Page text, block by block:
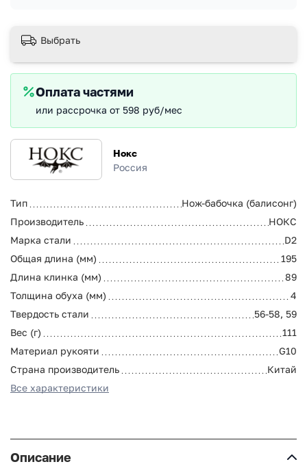
Нокс
Россия
Тип
Нож-бабочка (балисонг)
Производитель
НОКС
Марка стали
D2
Общая длина (мм)
195
Длина клинка (мм)
89
Толщина обуха (мм)
4
Твердость стали
56-58, 59
Вес (г)
111
Материал рукояти
G10
Страна производитель
Китай
Все характеристики
Выбрать
Оплата частями
или рассрочка от 598 руб/мес
Описание